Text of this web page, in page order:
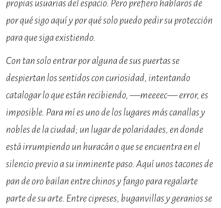
propias usuarias del espacio. Pero prefiero hablaros de
por qué sigo aquí y por qué solo puedo pedir su protección
para que siga existiendo.
Con tan solo entrar por alguna de sus puertas se
despiertan los sentidos con curiosidad, intentando
catalogar lo que están recibiendo, —meeeec— error, es
imposible. Para mí es uno de los lugares más canallas y
nobles de la ciudad; un lugar de polaridades, en donde
está irrumpiendo un huracán o que se encuentra en el
silencio previo a su inminente paso. Aquí unos tacones de
pan de oro bailan entre chinos y fango para regalarte
parte de su arte. Entre cipreses, buganvillas y geranios se